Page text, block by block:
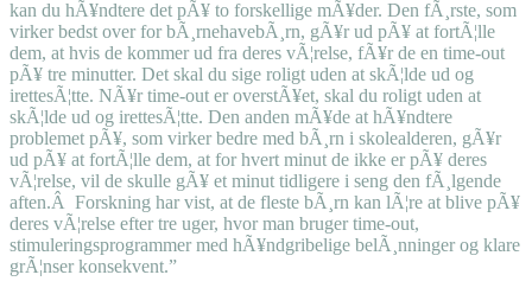
kan du hÃ¥ndtere det pÃ¥ to forskellige mÃ¥der. Den fÃ¸rste, som
virker bedst over for bÃ¸rnehavebÃ¸rn, gÃ¥r ud pÃ¥ at fortÃ¦lle
dem, at hvis de kommer ud fra deres vÃ¦relse, fÃ¥r de en time-out
pÃ¥ tre minutter. Det skal du sige roligt uden at skÃ¦lde ud og
irettesÃ¦tte. NÃ¥r time-out er overstÃ¥et, skal du roligt uden at
skÃ¦lde ud og irettesÃ¦tte. Den anden mÃ¥de at hÃ¥ndtere
problemet pÃ¥, som virker bedre med bÃ¸rn i skolealderen, gÃ¥r
ud pÃ¥ at fortÃ¦lle dem, at for hvert minut de ikke er pÃ¥ deres
vÃ¦relse, vil de skulle gÃ¥ et minut tidligere i seng den fÃ¸lgende
aften.Â Forskning har vist, at de fleste bÃ¸rn kan lÃ¦re at blive pÃ¥
deres vÃ¦relse efter tre uger, hvor man bruger time-out,
stimuleringsprogrammer med hÃ¥ndgribelige belÃ¸nninger og klare
grÃ¦nser konsekvent.”